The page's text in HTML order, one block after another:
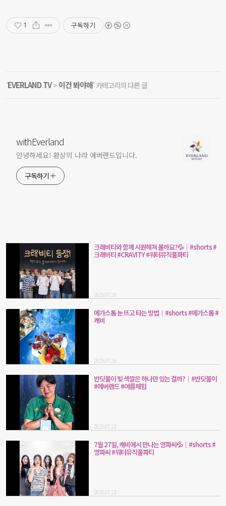
1 구독하기
'EVERLAND TV> 이건 봐야해' 카테고리의 다른 글
withEverland
안녕하세요! 환상의 나라 에버랜드입니다.
구독하기
크래비티와 함께 시원해져 볼까요?💦｜#shorts #
크래비티 #CRAVITY #워터뮤직풀파티
2025.07.26
메가스톰 눈 뜨고 타는 방법｜#shorts #메가스톰 #
캐비
2025.07.26
반딧불이 빛 색깔은 하나만 있는 걸까?｜#반딧불이
#에버랜드 #여름체험
2025.07.23
7월 27일, 캐비에서 만나는 영파씨💦｜#shorts #
영파씨 #워터뮤직풀파티
2025.07.23